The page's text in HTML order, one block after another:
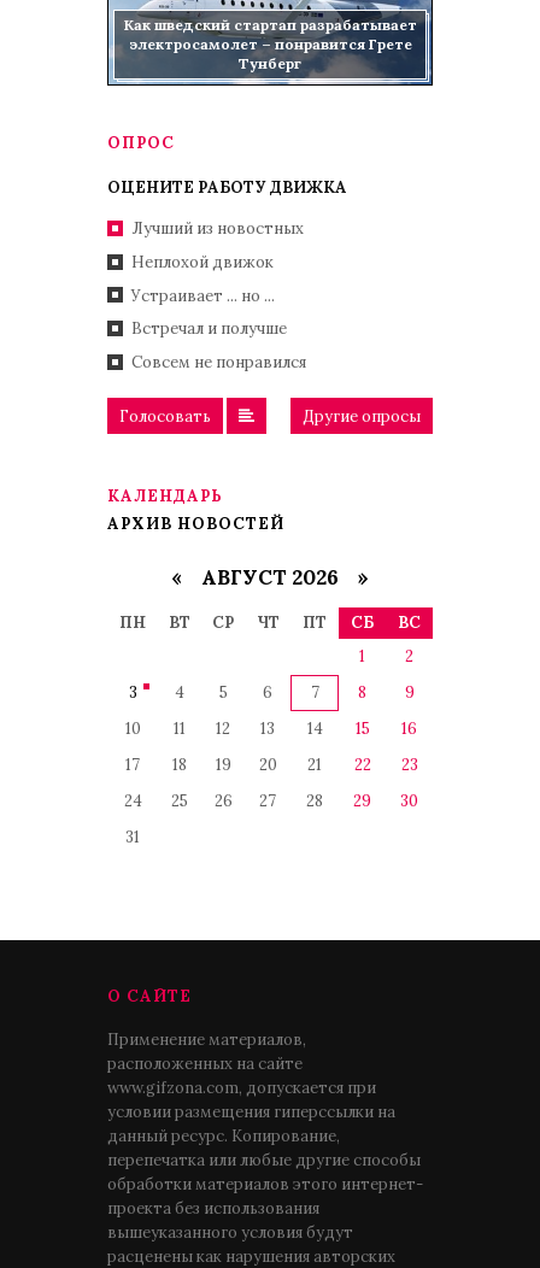
Как шведский стартап разрабатывает
электросамолет – понравится Грете
Тунберг
ОПРОС
ОЦЕНИТЕ РАБОТУ ДВИЖКА
Лучший из новостных
Неплохой движок
Устраивает ... но ...
Встречал и получше
Совсем не понравился
Голосовать Другие опросы
КАЛЕНДАРЬ
АРХИВ НОВОСТЕЙ
« АВГУСТ 2026 »
ПН ВТ СР ЧТ ПТ СБ
ВС
1
2
3
4 5 6 7 8
9
10
11 12 13 14 15
16
17
18 19 20 21 22
23
24
25 26 27 28 29
30
31
О САЙТЕ
Применение материалов,
расположенных на сайте
www.gifzona.com, допускается при
условии размещения гиперссылки на
данный ресурс. Копирование,
перепечатка или любые другие способы
обработки материалов этого интернет-
проекта без использования
вышеуказанного условия будут
расценены как нарушения авторских